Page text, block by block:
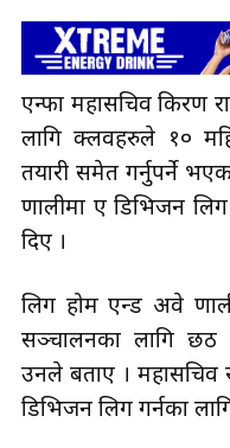
एन्फा महासचिव किरण
लागि क्लवहरुले १०
तयारी समेत गर्नुपर्ने
प्रणालीमा ए डिभिजन
दिए ।
लिग होम एन्ड अवे
सञ्चालनका लागि
उनले बताए । महासचिव
डिभिजन लिग गर्नका